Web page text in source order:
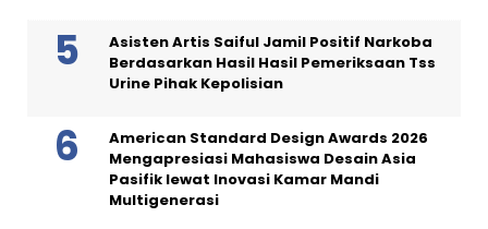
Asisten Artis Saiful Jamil Positif Narkoba
Berdasarkan Hasil Hasil Pemeriksaan Tss
Urine Pihak Kepolisian
American Standard Design Awards 2026
Mengapresiasi Mahasiswa Desain Asia
Pasifik lewat Inovasi Kamar Mandi
Multigenerasi